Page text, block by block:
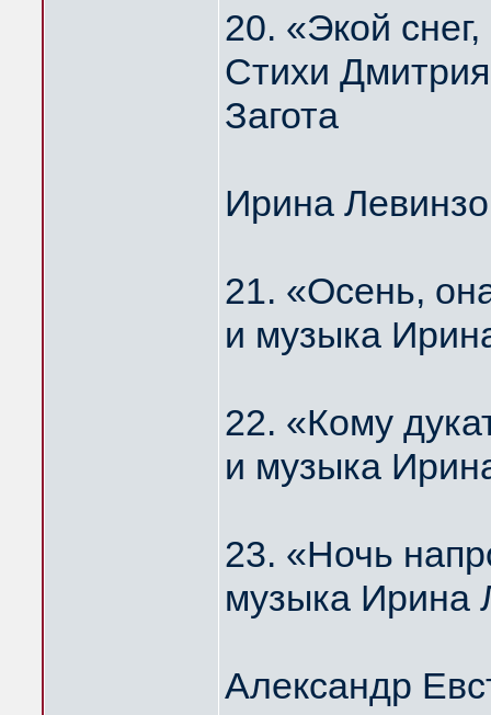
20. «Экой
Стихи
Загота
Ирина
21. «Осень,
и музыка
22. «Кому
и музыка
23. «Ночь
музыка Ирина
Александр